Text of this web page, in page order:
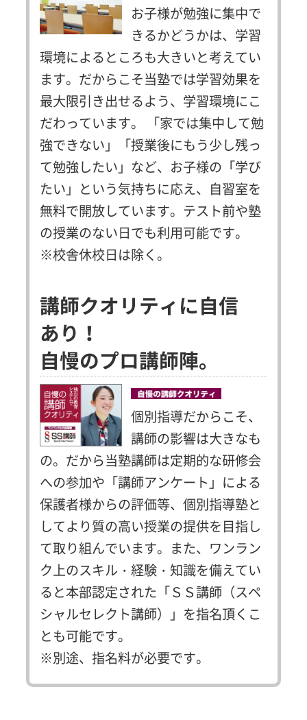
お子様が勉強に集中で
きるかどうかは、学習
環境によるところも大きいと考えてい
ます。だからこそ当塾では学習効果を
最大限引き出せるよう、学習環境にこ
だわっています。
「家では集中して勉
強できない」「授業後にもう少し残っ
て勉強したい」など、お子様の「学び
たい」という気持ちに応え、自習室を
無料で開放しています。テスト前や塾
の授業のない日でも利用可能です。
※校舎休校日は除く。
講師クオリティに自信
あり！
自慢のプロ講師陣。
個別指導だからこそ、
講師の影響は大きなも
の。だから当塾講師は定期的な研修会
への参加や「講師アンケート」による
保護者様からの評価等、個別指導塾と
してより質の高い授業の提供を目指し
て取り組んでいます。また、ワンラン
ク上のスキル・経験・知識を備えてい
ると本部認定された「ＳＳ講師（スペ
シャルセレクト講師）」を指名頂くこ
とも可能です。
※別途、指名料が必要です。